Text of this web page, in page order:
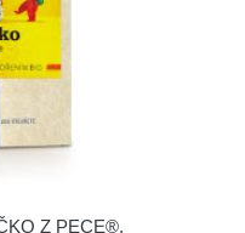
Z PECE®,